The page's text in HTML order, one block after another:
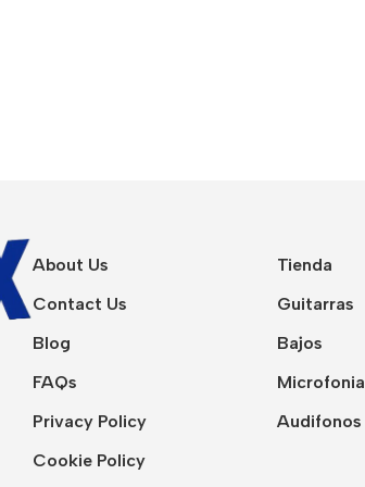
About Us
Contact Us
Blog
FAQs
Privacy Policy
Cookie Policy
Tienda
Guitarras
Bajos
Microfonia
Audifonos